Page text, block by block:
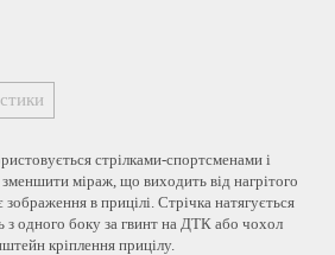
стрілками-спортсменами і
міраж, що виходить від нагрітого
в прицілі. Стрічка натягується
з одного боку за гвинт на ДТК або чохол
кріплення прицілу.